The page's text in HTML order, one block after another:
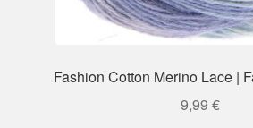
Fashion Cotton Merino Lace |
9,99 €